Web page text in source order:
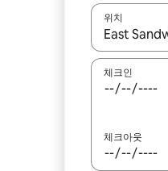
위치
결과가 나오
체크인
체크아웃